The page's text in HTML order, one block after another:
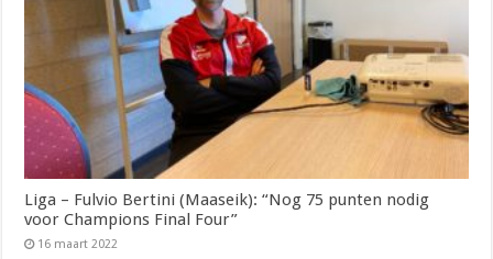
Liga – Fulvio Bertini (Maaseik): “Nog 75 punten nodig
voor Champions Final Four”
16 maart 2022